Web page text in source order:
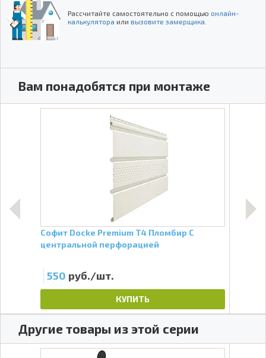
Рассчитайте самостоятельно с помощью онлайн-
калькулятора или вызовите замерщика
Вам понадобятся при монтаже
Софит Docke Premium Т4 Пломбир С
центральной перфорацией
550 руб./шт.
КУПИТЬ
Другие товары из этой серии